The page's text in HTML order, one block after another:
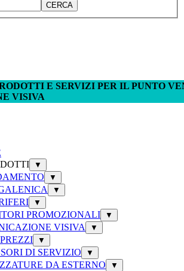
CERCA
E SERVIZI PER IL PUNTO
VISIVA
▼
▼
▼
▼
PROMOZIONALI ▼
VISIVA ▼
▼
DI SERVIZIO ▼
DA ESTERNO ▼